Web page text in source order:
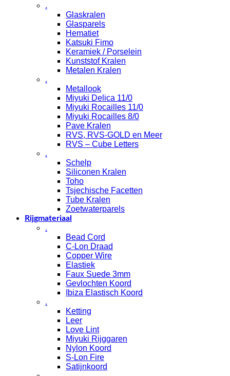
.
Glaskralen
Glasparels
Hematiet
Katsuki Fimo
Keramiek / Porselein
Kunststof Kralen
Metalen Kralen
.
Metallook
Miyuki Delica 11/0
Miyuki Rocailles 11/0
Miyuki Rocailles 8/0
Pave Kralen
RVS, RVS-GOLD en Meer
RVS – Cube Letters
.
Schelp
Siliconen Kralen
Toho
Tsjechische Facetten
Tube Kralen
Zoetwaterparels
Rijgmateriaal
.
Bead Cord
C-Lon Draad
Copper Wire
Elastiek
Faux Suede 3mm
Gevlochten Koord
Ibiza Elastisch Koord
.
Ketting
Leer
Love Lint
Miyuki Rijggaren
Nylon Koord
S-Lon Fire
Satijnkoord